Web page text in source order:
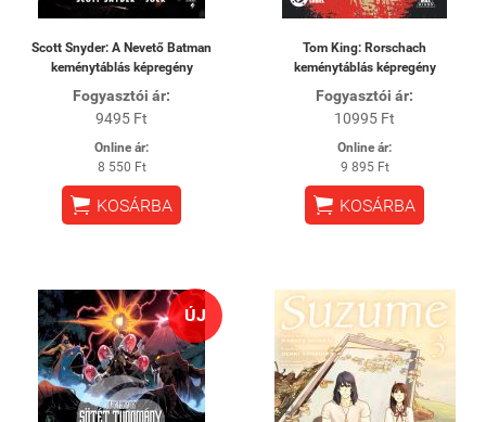
Scott Snyder: A Nevető Batman
keménytáblás képregény
Fogyasztói ár:
9495 Ft
Online ár:
8 550 Ft
 KOSÁRBA
Tom King: Rorschach
keménytáblás képregény
Fogyasztói ár:
10995 Ft
Online ár:
9 895 Ft
 KOSÁRBA
ÚJ